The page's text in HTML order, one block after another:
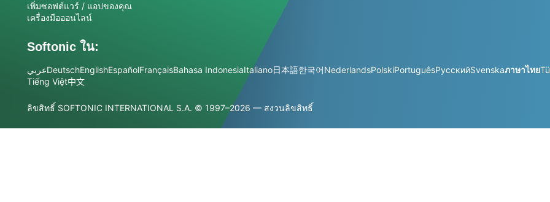
เพิ่มซอฟต์แวร์ / แอปของคุณ
เครื่องมือออนไลน์
Softonic ใน:
عربيDeutschEnglishEspañolFrançaisBahasa IndonesiaItaliano日本語한국어NederlandsPolskiPortuguêsРусскийSvenskaภาษาไทย
Tiếng Việt中文
ลิขสิทธิ์ SOFTONIC INTERNATIONAL S.A. © 1997–2026 — สงวนลิขสิทธิ์